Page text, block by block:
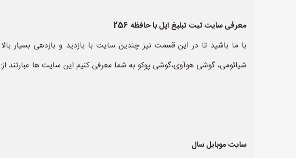
معرفی سایت ثبت تبلیغ اپل با حافظه 256
شیائومی، گوشی هوآوی،گوشی پوکو به شما معرفی کنیم این سایت ها عبارتند از:
سایت موبایل سال